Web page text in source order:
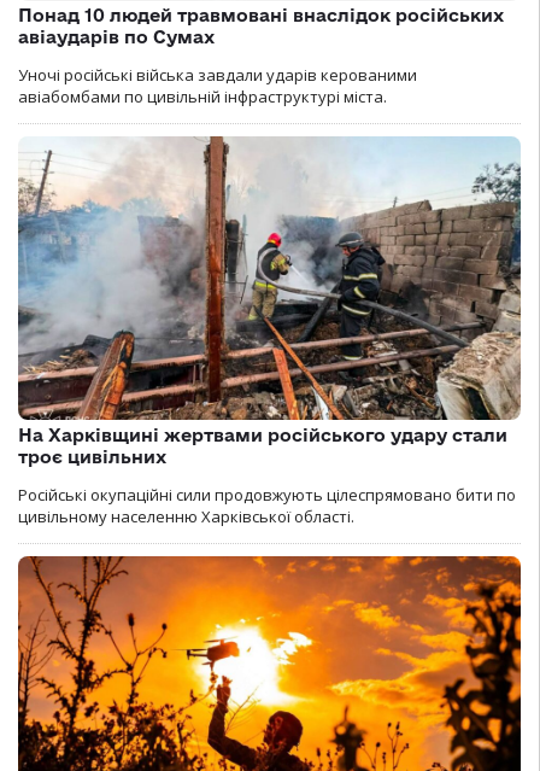
Понад 10 людей травмовані внаслідок російських
авіаударів по Сумах
Уночі російські війська завдали ударів керованими
авіабомбами по цивільній інфраструктурі міста.
На Харківщині жертвами російського удару стали
троє цивільних
Російські окупаційні сили продовжують цілеспрямовано бити по
цивільному населенню Харківської області.